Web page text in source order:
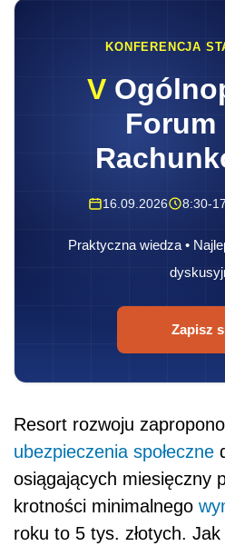
KONFERENCJA
V
Forum
16.09.2026 8:30-
Praktyczna wiedza •
Zapisz
Resort rozwoju
ubezpieczenia społeczne
osiągających miesięczny
krotności minimalnego
roku to 5 tys. złotych. Jak